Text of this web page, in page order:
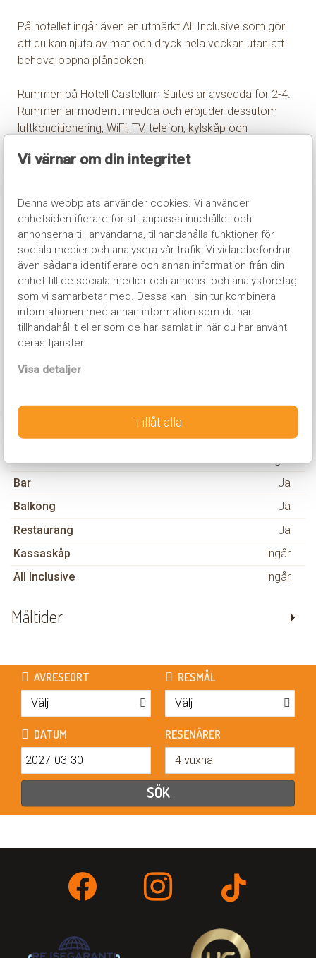
Vi värnar om din integritet
Denna webbplats använder cookies. Vi använder
enhetsidentifierare för att anpassa innehållet och
annonserna till användarna, tillhandahålla funktioner för
sociala medier och analysera vår trafik. Vi vidarebefordrar
även sådana identifierare och annan information från din
enhet till de sociala medier och annons- och analysföretag
som vi samarbetar med. Dessa kan i sin tur kombinera
informationen med annan information som du har
tillhandahållit eller som de har samlat in när du har använt
deras tjänster.
Visa detaljer
Tillåt alla
På hotellet ingår även en utmärkt All Inclusive som gör
att du kan njuta av mat och dryck hela veckan utan att
behöva öppna plånboken.
Rummen på Hotell Castellum Suites är avsedda för 2-4.
Rummen är modernt inredda och erbjuder dessutom
luftkonditionering, WiFi, TV, telefon, kylskåp och
och erbjuder även en stor ballkong med tillhörande
Hotellet erbjuder 2 olika rumstyper.
Rum för 2-3 personer. Sviterna för 2-3 består av ett
rum på ca: 30 m2 med 2-3 sängplatser.
Rum för 4 personer. Sviterna för 4 personer består av
totalt 2 olika rum på ca: 47 m2 med 4 sängplatser.
Hotellinformation
Avstånd till strand
Air conditioning
Pool
Ja
Bar
Ja
Balkong
Ja
Restaurang
Ja
Kassaskåp
Ingår
All Inclusive
Ingår
Måltider